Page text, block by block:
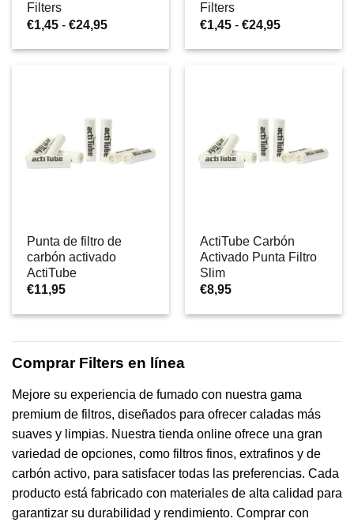
Filters
€1,45 - €24,95Rango
precios:
Filters
€1,45 - €24,95Rango
precios:
Punta de filtro de
carbón activado
ActiTube
€11,95
ActiTube Carbón
Activado Punta Filtro
Slim
€8,95
Comprar Filters en línea
Mejore su experiencia de fumado con nuestra gama
premium de filtros, diseñados para ofrecer caladas más
suaves y limpias. Nuestra tienda online ofrece una gran
variedad de opciones, como filtros finos, extrafinos y de
carbón activo, para satisfacer todas las preferencias. Cada
producto está fabricado con materiales de alta calidad para
garantizar su durabilidad y rendimiento. Comprar con